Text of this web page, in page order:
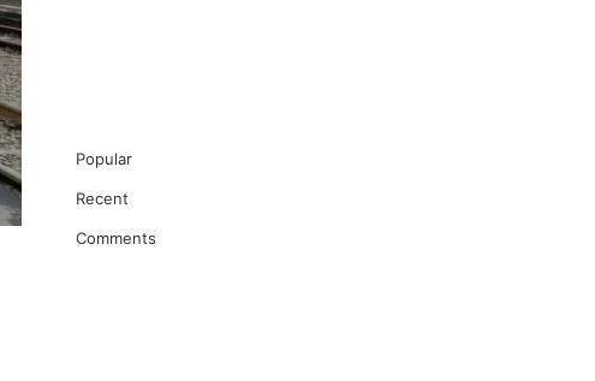
Popular
Recent
Comments